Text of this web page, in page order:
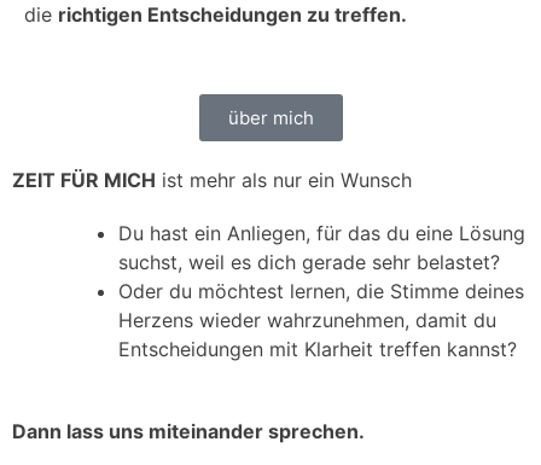
die richtigen Entscheidungen zu treffen.
über mich
ZEIT FÜR MICH ist mehr als nur ein Wunsch
Du hast ein Anliegen, für das du eine Lösung
suchst, weil es dich gerade sehr belastet?
Oder du möchtest lernen, die Stimme deines
Herzens wieder wahrzunehmen, damit du
Entscheidungen mit Klarheit treffen kannst?
Dann lass uns miteinander sprechen.